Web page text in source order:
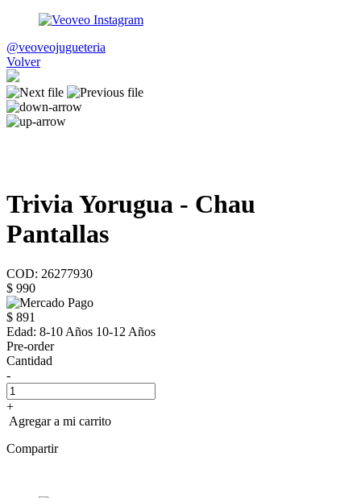
@veoveojugueteria
Volver
Trivia Yorugua - Chau
Pantallas
COD: 26277930
$ 990
$ 891
Edad: 8-10 Años 10-12 Años
Pre-order
Cantidad
-
+
Agregar a mi carrito
Compartir